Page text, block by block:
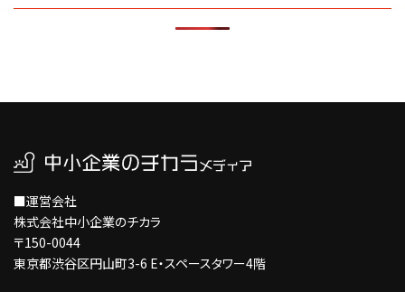
■運営会社
株式会社中小企業のチカラ
〒150-0044
東京都渋谷区円山町3-6 E・スペースタワー4階